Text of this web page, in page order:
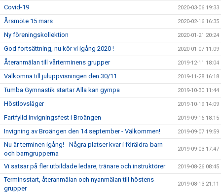
Covid-19 2020-03-06 19:33
Årsmöte 15 mars 2020-02-16 16:35
Ny föreningskollektion 2020-01-21 20:24
God fortsättning, nu kör vi igång 2020 ! 2020-01-07 11:09
Återanmälan till vårterminens grupper 2019-12-11 18:04
Välkomna till juluppvisningen den 30/11 2019-11-28 16:18
Tumba Gymnastik startar Alla kan gympa 2019-10-30 11:44
Höstlovsläger 2019-10-19 14:09
Fartfylld invigningsfest i Broängen 2019-09-16 18:15
Invigning av Broängen den 14 september - Välkommen! 2019-09-07 19:59
Nu är terminen igång! - Några platser kvar i föräldra-barn
och barngrupperna
2019-09-03 17:47
Vi satsar på fler utbildade ledare, tränare och instruktörer 2019-08-26 08:45
Terminsstart, återanmälan och nyanmälan till höstens
grupper
2019-08-13 21:11